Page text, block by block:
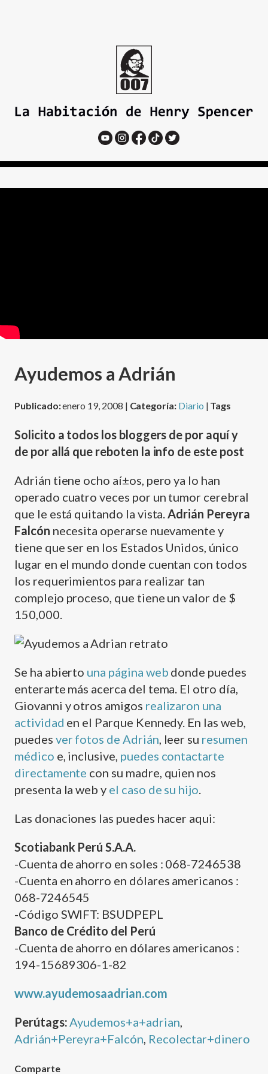
Ayudemos a Adrián
Publicado:enero 19, 2008 | Categoría: Diario | Tags
Solicito a todos los bloggers de por aquí­ y
de por allá que reboten la info de este post
Adrián tiene ocho aí±os, pero ya lo han
operado cuatro veces por un tumor cerebral
que le está quitando la vista. Adrián Pereyra
Falcón necesita operarse nuevamente y
tiene que ser en los Estados Unidos, único
lugar en el mundo donde cuentan con todos
los requerimientos para realizar tan
complejo proceso, que tiene un valor de $
150,000.
Se ha abierto una página web donde puedes
enterarte más acerca del tema. El otro dí­a,
Giovanni y otros amigos realizaron una
actividad en el Parque Kennedy. En las web,
puedes ver fotos de Adrián , leer su resumen
médico e, inclusive, puedes contactarte
directamente con su madre, quien nos
presenta la web y el caso de su hijo
Las donaciones las puedes hacer aqui:
Scotiabank Perú S.A.A.
-Cuenta de ahorro en soles : 068-7246538
-Cuenta en ahorro en dólares americanos :
068-7246545
-Código SWIFT: BSUDPEPL
Banco de Crédito del Perú
-Cuenta de ahorro en dólares americanos :
194-15689306-1-82
www.ayudemosaadrian.com
Perútags: Ayudemos+a+adrian
Adrián+Pereyra+Falcón Recolectar+dinero
Comparte